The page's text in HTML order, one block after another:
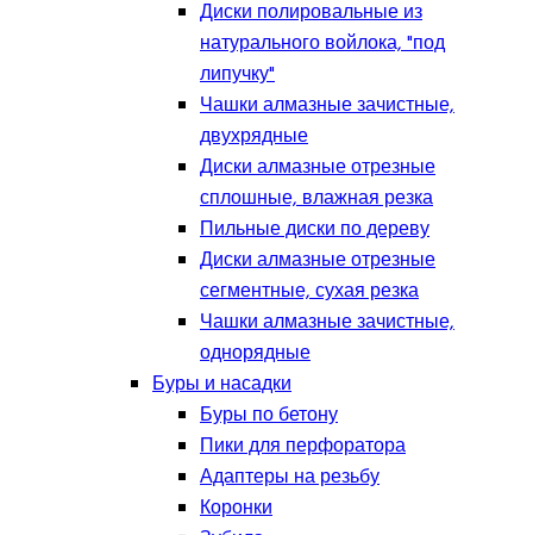
Диски полировальные из
натурального войлока, "под
липучку"
Чашки алмазные зачистные,
двухрядные
Диски алмазные отрезные
сплошные, влажная резка
Пильные диски по дереву
Диски алмазные отрезные
сегментные, сухая резка
Чашки алмазные зачистные,
однорядные
Буры и насадки
Буры по бетону
Пики для перфоратора
Адаптеры на резьбу
Коронки